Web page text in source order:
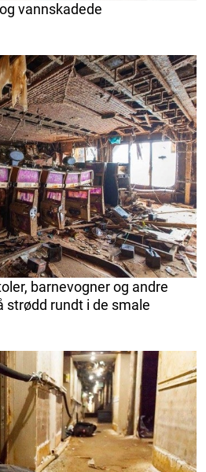
vannskadede
barnevogner og andre
strødd rundt i de smale